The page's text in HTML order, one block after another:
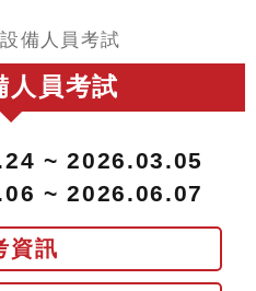
備人員考試
人員考試
~ 2026.03.05
~ 2026.06.07
資訊